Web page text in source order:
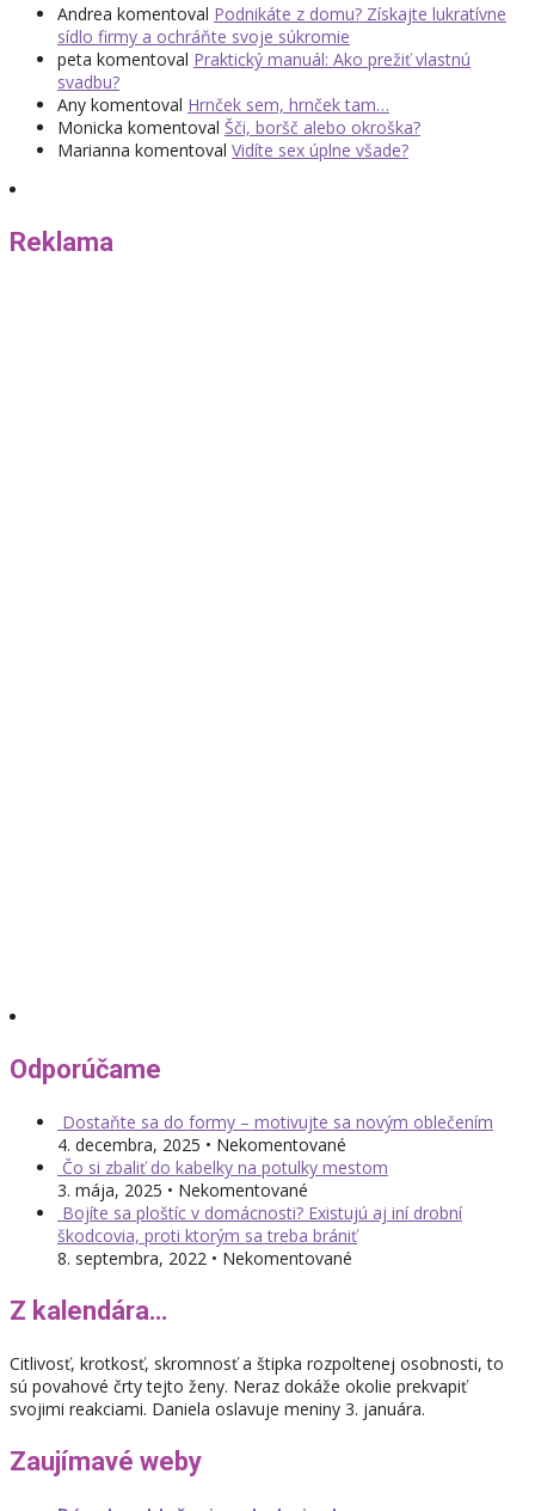
Andrea komentoval Podnikáte z domu? Získajte lukratívne
sídlo firmy a ochráňte svoje súkromie
peta komentoval Praktický manuál: Ako prežiť vlastnú
svadbu?
Any komentoval Hrnček sem, hrnček tam…
Monicka komentoval Šči, boršč alebo okroška?
Marianna komentoval Vidíte sex úplne všade?
Reklama
Odporúčame
Dostaňte sa do formy – motivujte sa novým oblečením
4. decembra, 2025 • Nekomentované
Čo si zbaliť do kabelky na potulky mestom
3. mája, 2025 • Nekomentované
Bojíte sa ploštíc v domácnosti? Existujú aj iní drobní
škodcovia, proti ktorým sa treba brániť
8. septembra, 2022 • Nekomentované
Z kalendára…
Citlivosť, krotkosť, skromnosť a štipka rozpoltenej osobnosti, to
sú povahové črty tejto ženy. Neraz dokáže okolie prekvapiť
svojimi reakciami. Daniela oslavuje meniny 3. januára.
Zaujímavé weby